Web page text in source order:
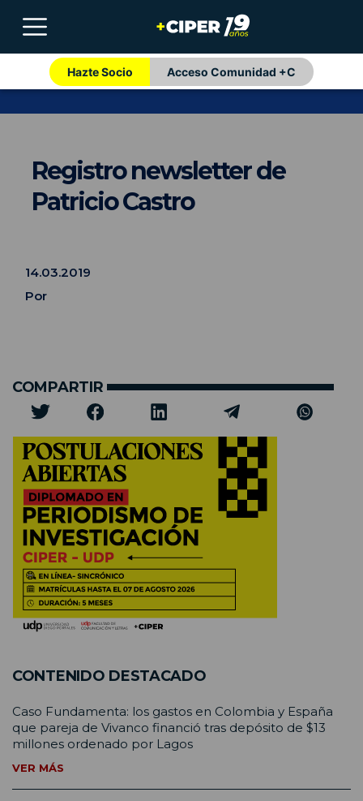
Hazte Socio Acceso Comunidad +C
Registro newsletter de
Patricio Castro
14.03.2019
Por
COMPARTIR
CONTENIDO DESTACADO
Caso Fundamenta: los gastos en Colombia y España
que pareja de Vivanco financió tras depósito de $13
millones ordenado por Lagos
VER MÁS